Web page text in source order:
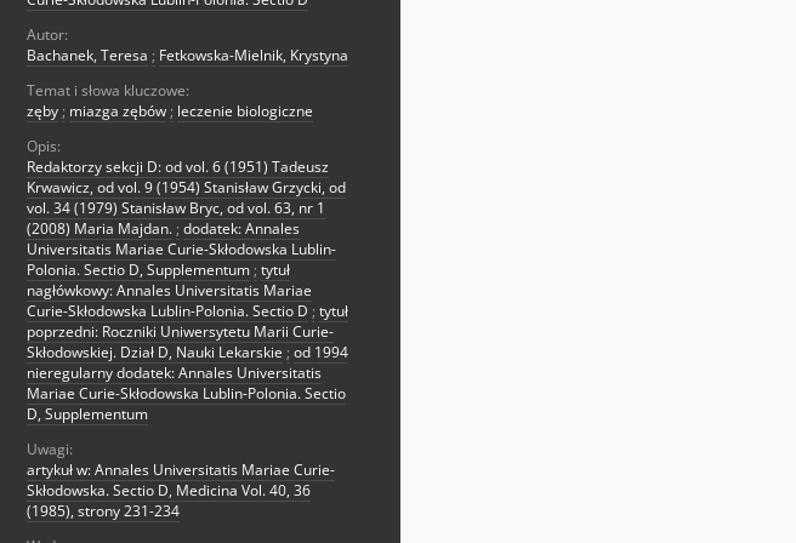
Autor:
Bachanek, Teresa ; Fetkowska-Mielnik, Krystyna
Temat i słowa kluczowe:
zęby ; miazga zębów ; leczenie biologiczne
Opis:
Redaktorzy sekcji D: od vol. 6 (1951) Tadeusz
Krwawicz, od vol. 9 (1954) Stanisław Grzycki, od
vol. 34 (1979) Stanisław Bryc, od vol. 63, nr 1
(2008) Maria Majdan. ; dodatek: Annales
Universitatis Mariae Curie-Skłodowska Lublin-
Polonia. Sectio D, Supplementum ; tytuł
nagłówkowy: Annales Universitatis Mariae
Curie-Skłodowska Lublin-Polonia. Sectio D ; tytuł
poprzedni: Roczniki Uniwersytetu Marii Curie-
Skłodowskiej. Dział D, Nauki Lekarskie ; od 1994
nieregularny dodatek: Annales Universitatis
Mariae Curie-Skłodowska Lublin-Polonia. Sectio
D, Supplementum
Uwagi:
artykuł w: Annales Universitatis Mariae Curie-
Skłodowska. Sectio D, Medicina Vol. 40, 36
(1985), strony 231-234